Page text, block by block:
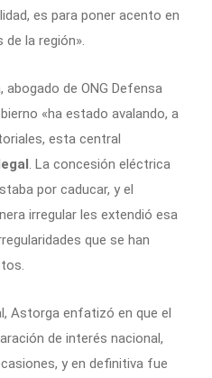
es para poner acento en
la región».
de ONG Defensa
«ha estado avalando, a
esta central
. La concesión eléctrica
por caducar, y el
irregular les extendió esa
que se han
Astorga enfatizó en que el
de interés nacional,
y en definitiva fue